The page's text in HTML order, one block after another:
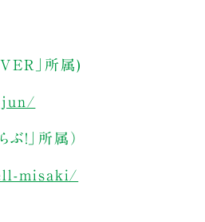
」所属)
jun/
！」所属）
misaki/